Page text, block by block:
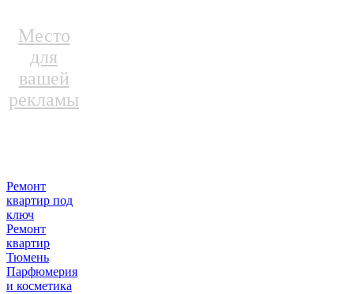
Место
для
вашей
рекламы
Ремонт
квартир под
ключ
Ремонт
квартир
Тюмень
Парфюмерия
и косметика